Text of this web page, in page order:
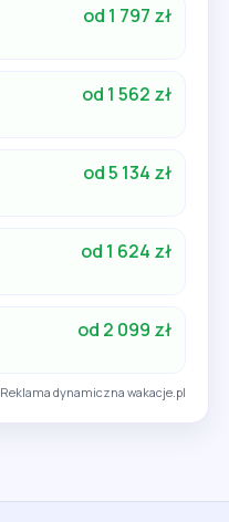
od 1 797 zł
od 1 562 zł
od 5 134 zł
od 1 624 zł
od 2 099 zł
Reklama dynamiczna wakacje.pl